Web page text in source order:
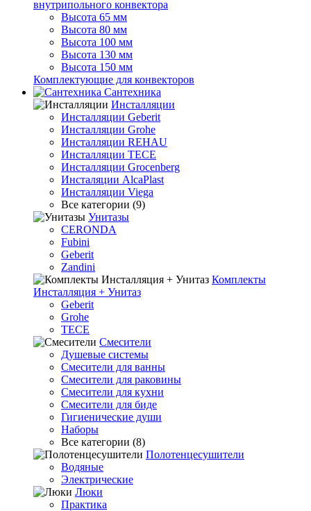
внутрипольного конвектора
Высота 65 мм
Высота 80 мм
Высота 100 мм
Высота 130 мм
Высота 150 мм
Комплектующие для конвекторов
Сантехника
Инсталляции
Инсталляции Geberit
Инсталляции Grohe
Инсталляции REHAU
Инсталляции TECE
Инсталляции Grocenberg
Инсталяции AlcaPlast
Инсталляции Viega
Все категории (9)
Унитазы
CERONDA
Fubini
Geberit
Zandini
Комплекты
Инсталляция + Унитаз
Geberit
Grohe
TECE
Смесители
Душевые системы
Смесители для ванны
Смесители для раковины
Смесители для кухни
Смесители для биде
Гигиенические души
Наборы
Все категории (8)
Полотенцесушители
Водяные
Электрические
Люки
Практика